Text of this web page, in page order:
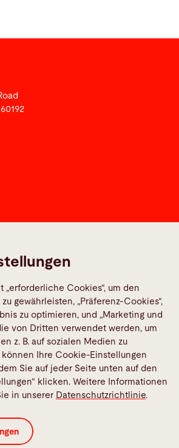
GmbH
„erforderliche Cookies“, um den
gewährleisten, „Präferenz-Cookies“,
zu optimieren, und „Marketing und
von Dritten verwendet werden, um
z. B. auf sozialen Medien zu
können Ihre Cookie-Einstellungen
Sie auf jeder Seite unten auf den
klicken. Weitere Informationen
in unserer Datenschutzrichtlinie.